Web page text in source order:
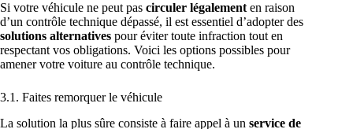
Si votre véhicule ne peut pas circuler légalementen raison
d’un contrôle technique dépassé, il est essentiel d’adopter des
solutions alternatives pour éviter toute infraction tout en
respectant vos obligations. Voici les options possibles pour
amener votre voiture au contrôle technique.
3.1. Faites remorquer le véhicule
La solution la plus sûre consiste à faire appel à un service de